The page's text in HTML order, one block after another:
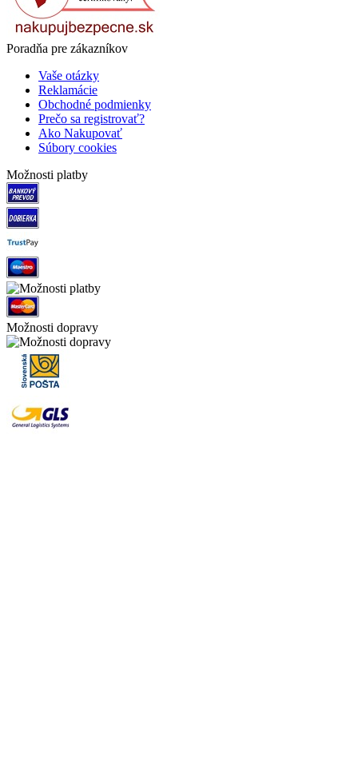
Poradňa pre zákazníkov
Vaše otázky
Reklamácie
Obchodné podmienky
Prečo sa registrovať?
Ako Nakupovať
Súbory cookies
Možnosti platby
Možnosti dopravy